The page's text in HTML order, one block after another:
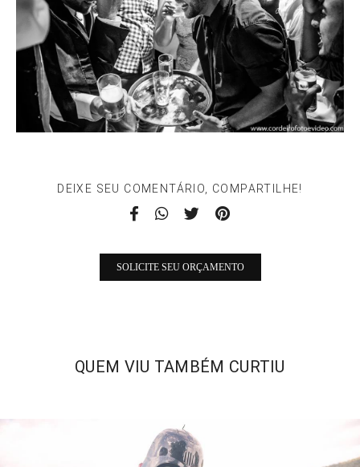
DEIXE SEU COMENTÁRIO, COMPARTILHE!
SOLICITE SEU ORÇAMENTO
QUEM VIU TAMBÉM CURTIU